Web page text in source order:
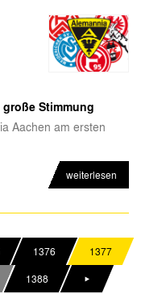
Stimmung
Aachen am ersten
weiterlesen
1376
1377
1388